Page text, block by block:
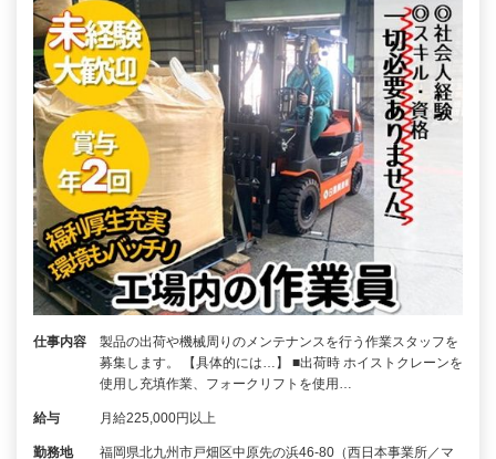
仕事内容
製品の出荷や機械周りのメンテナンスを行う作業スタッフを
募集します。 【具体的には…】 ■出荷時 ホイストクレーンを
使用し充填作業、フォークリフトを使用…
給与 月給225,000円以上
勤務地 福岡県北九州市戸畑区中原先の浜46-80（西日本事業所／マ